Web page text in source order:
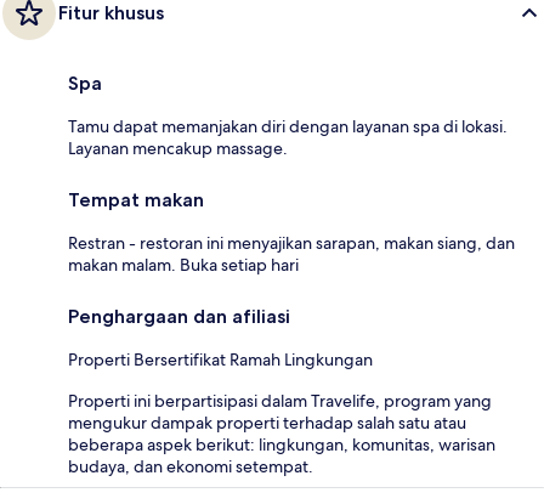
Fitur khusus
Spa
Tamu dapat memanjakan diri dengan layanan spa di lokasi.
Layanan mencakup massage.
Tempat makan
Restran - restoran ini menyajikan sarapan, makan siang, dan
makan malam. Buka setiap hari
Penghargaan dan afiliasi
Properti Bersertifikat Ramah Lingkungan
Properti ini berpartisipasi dalam Travelife, program yang
mengukur dampak properti terhadap salah satu atau
beberapa aspek berikut: lingkungan, komunitas, warisan
budaya, dan ekonomi setempat.